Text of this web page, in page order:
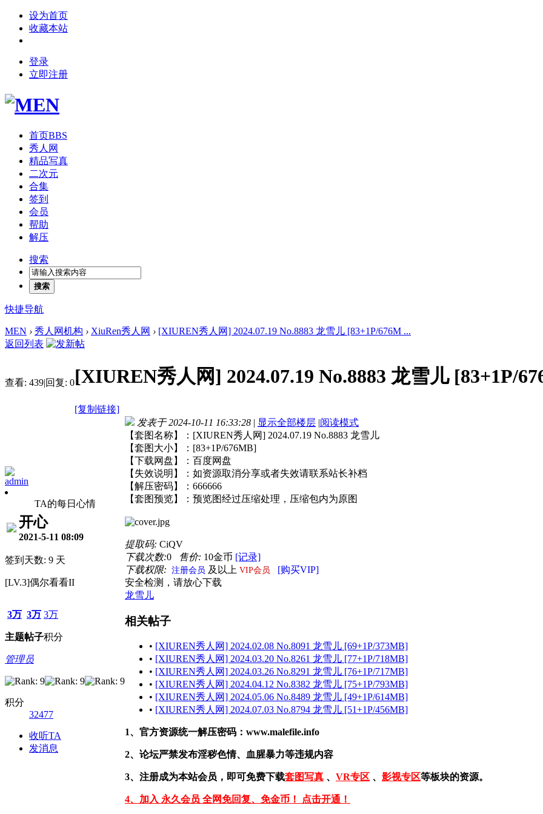
设为首页
收藏本站
登录
立即注册
首页BBS
秀人网
精品写真
二次元
合集
签到
会员
帮助
解压
搜索
搜索
快捷导航
MEN › 秀人网机构 › XiuRen秀人网 › [XIUREN秀人网] 2024.07.19 No.8883 龙雪儿 [83+1P/676M ...
返回列表
查看: 439|回复: 0[XIUREN秀人网] 2024.07.19 No.8883 龙雪儿 [83+1P/
[复制链接]
admin
TA的每日心情
开心
2021-5-11 08:09
签到天数: 9 天
[LV.3]偶尔看看II
3万
主题
3万
帖子
3万
积分
管理员
积分
32477
收听TA
发消息
发表于 2024-10-11 16:33:28 | 显示全部楼层 |阅读模式
【套图名称】：[XIUREN秀人网] 2024.07.19 No.8883 龙雪儿
【套图大小】：[83+1P/676MB]
【下载网盘】：百度网盘
【失效说明】：如资源取消分享或者失效请联系站长补档
【解压密码】：666666
【套图预览】：预览图经过压缩处理，压缩包内为原图
提取码: CiQV
下载次数:0 售价: 10金币 [记录]
下载权限: 注册会员 及以上 VIP会员
[购买VIP]
安全检测，请放心下载
龙雪儿
相关帖子
• [XIUREN秀人网] 2024.02.08 No.8091 龙雪儿 [69+1P/373MB]
• [XIUREN秀人网] 2024.03.20 No.8261 龙雪儿 [77+1P/718MB]
• [XIUREN秀人网] 2024.03.26 No.8291 龙雪儿 [76+1P/717MB]
• [XIUREN秀人网] 2024.04.12 No.8382 龙雪儿 [75+1P/793MB]
• [XIUREN秀人网] 2024.05.06 No.8489 龙雪儿 [49+1P/614MB]
• [XIUREN秀人网] 2024.07.03 No.8794 龙雪儿 [51+1P/456MB]
1、官方资源统一解压密码：www.malefile.info
2、论坛严禁发布淫秽色情、血腥暴力等违规内容
3、注册成为本站会员，即可免费下载套图写真 、 VR专区 、 影视专区等板块的资源。
4、加入 永久会员 全网免回复、免金币！ 点击开通！